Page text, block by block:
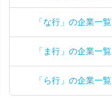
「な行」の企業一覧
「ま行」の企業一覧
「ら行」の企業一覧